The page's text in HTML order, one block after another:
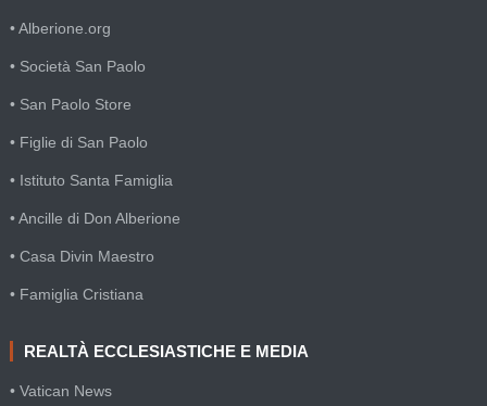
• Alberione.org
• Società San Paolo
• San Paolo Store
• Figlie di San Paolo
• Istituto Santa Famiglia
• Ancille di Don Alberione
• Casa Divin Maestro
• Famiglia Cristiana
REALTÀ ECCLESIASTICHE E MEDIA
• Vatican News